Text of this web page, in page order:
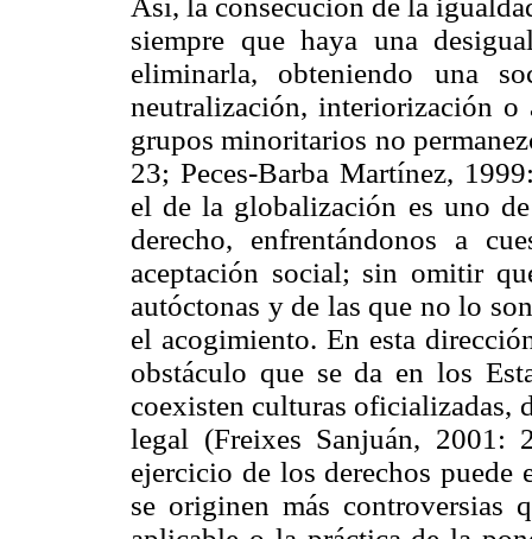
siempre que haya una
eliminarla, obteniendo una
neutralización, interiorización o
grupos minoritarios no
23; Peces-Barba Martínez,
el de la globalización es uno
derecho, enfrentándonos a
aceptación social; sin omitir
autóctonas y de las que no lo
el acogimiento. En esta
obstáculo que se da en los
coexisten culturas oficializadas,
legal (Freixes Sanjuán, 2001:
ejercicio de los derechos puede
se originen más controversias